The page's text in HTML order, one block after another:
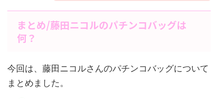
まとめ/藤田ニコルのパチンコバッグは
何？
今回は、藤田ニコルさんのパチンコバッグについて
まとめました。